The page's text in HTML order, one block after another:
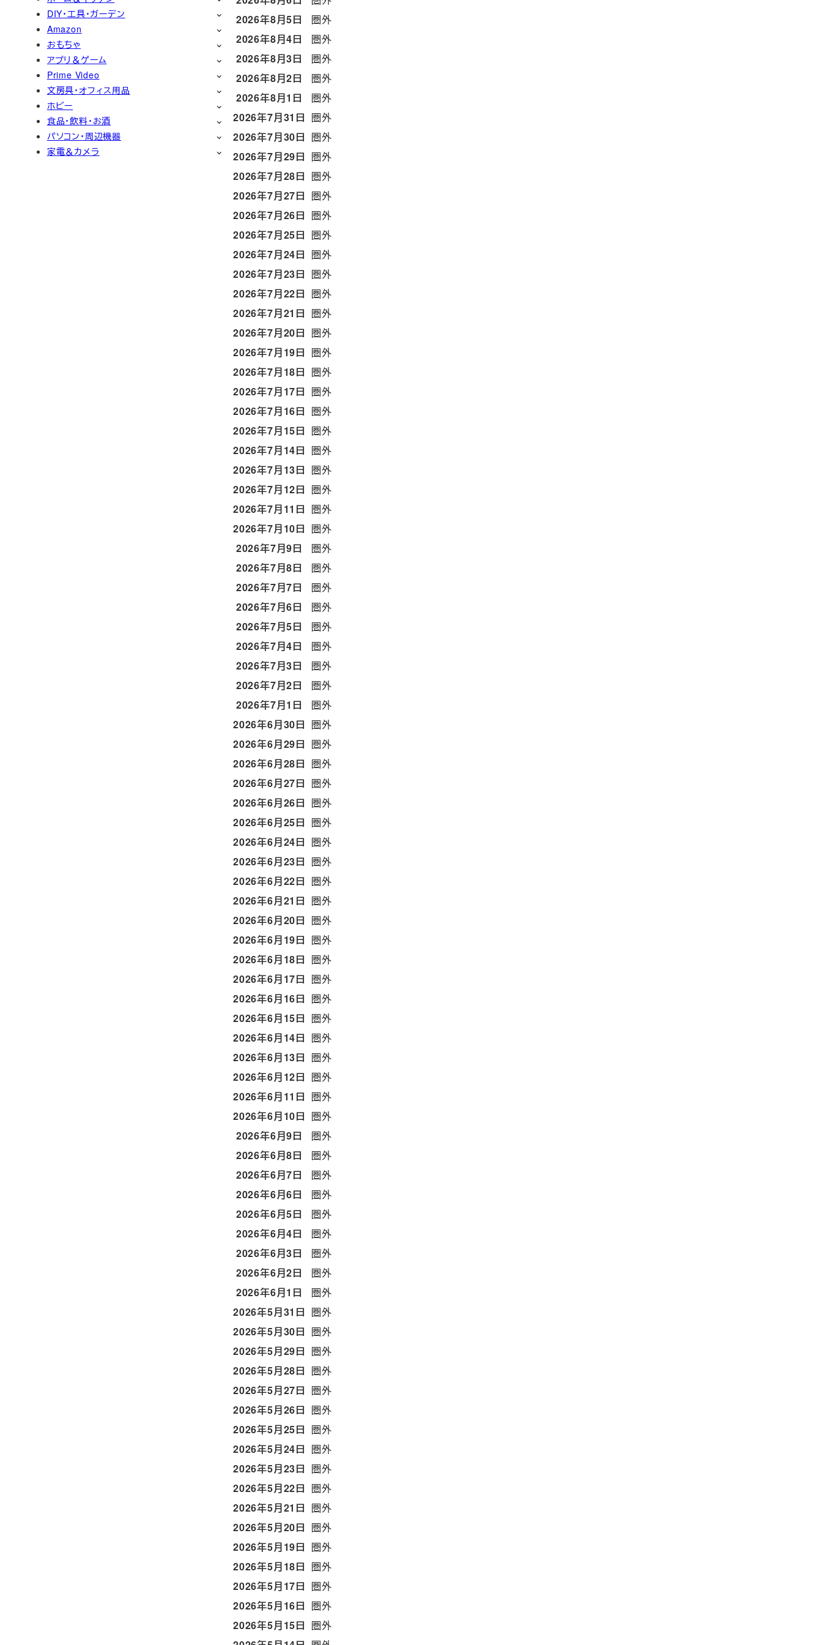
2026年8月5日
圏外
2026年8月4日
圏外
2026年8月3日
圏外
2026年8月2日
圏外
2026年8月1日
圏外
2026年7月31日 圏外
2026年7月30日 圏外
2026年7月29日 圏外
2026年7月28日 圏外
2026年7月27日 圏外
2026年7月26日 圏外
2026年7月25日 圏外
2026年7月24日 圏外
2026年7月23日 圏外
2026年7月22日 圏外
2026年7月21日 圏外
2026年7月20日 圏外
2026年7月19日 圏外
2026年7月18日 圏外
2026年7月17日 圏外
2026年7月16日 圏外
2026年7月15日 圏外
2026年7月14日 圏外
2026年7月13日 圏外
2026年7月12日 圏外
2026年7月11日 圏外
2026年7月10日 圏外
2026年7月9日
圏外
2026年7月8日
圏外
2026年7月7日
圏外
2026年7月6日
圏外
2026年7月5日
圏外
2026年7月4日
圏外
2026年7月3日
圏外
2026年7月2日
圏外
2026年7月1日
圏外
2026年6月30日 圏外
2026年6月29日 圏外
2026年6月28日 圏外
2026年6月27日 圏外
2026年6月26日 圏外
2026年6月25日 圏外
2026年6月24日 圏外
2026年6月23日 圏外
2026年6月22日 圏外
2026年6月21日 圏外
2026年6月20日 圏外
2026年6月19日 圏外
2026年6月18日 圏外
2026年6月17日 圏外
2026年6月16日 圏外
2026年6月15日 圏外
2026年6月14日 圏外
2026年6月13日 圏外
2026年6月12日 圏外
2026年6月11日 圏外
2026年6月10日 圏外
2026年6月9日
圏外
2026年6月8日
圏外
2026年6月7日
圏外
2026年6月6日
圏外
2026年6月5日
圏外
2026年6月4日
圏外
2026年6月3日
圏外
2026年6月2日
圏外
2026年6月1日
圏外
2026年5月31日 圏外
2026年5月30日 圏外
2026年5月29日 圏外
2026年5月28日 圏外
2026年5月27日 圏外
2026年5月26日 圏外
2026年5月25日 圏外
2026年5月24日 圏外
2026年5月23日 圏外
2026年5月22日 圏外
2026年5月21日 圏外
2026年5月20日 圏外
2026年5月19日 圏外
2026年5月18日 圏外
2026年5月17日 圏外
2026年5月16日 圏外
2026年5月15日 圏外
DIY・工具・ガーデン
Amazon
おもちゃ
アプリ＆ゲーム
Prime Video
文房具・オフィス用品
ホビー
食品・飲料・お酒
パソコン・周辺機器
家電＆カメラ